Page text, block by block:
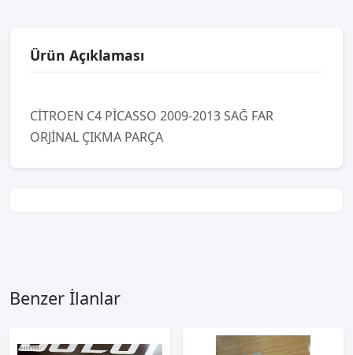
Ürün Açıklaması
CİTROEN C4 PİCASSO 2009-2013 SAĞ FAR
ORJİNAL ÇIKMA PARÇA
Benzer İlanlar